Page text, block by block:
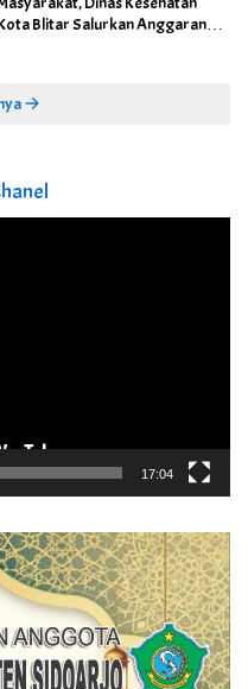
Blitar Salurkan Anggaran
17:04